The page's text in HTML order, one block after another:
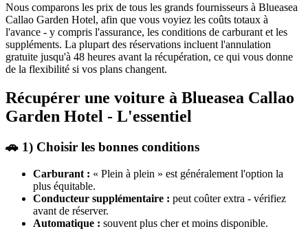
Nous comparons les prix de tous les grands fournisseurs à Blueasea
Callao Garden Hotel, afin que vous voyiez les coûts totaux à
l'avance - y compris l'assurance, les conditions de carburant et les
suppléments. La plupart des réservations incluent l'annulation
gratuite jusqu'à 48 heures avant la récupération, ce qui vous donne
de la flexibilité si vos plans changent.
Récupérer une voiture à Blueasea Callao
Garden Hotel - L'essentiel
🚗 1) Choisir les bonnes conditions
Carburant : « Plein à plein » est généralement l'option la
plus équitable.
Conducteur supplémentaire : peut coûter extra - vérifiez
avant de réserver.
Automatique : souvent plus cher et moins disponible.